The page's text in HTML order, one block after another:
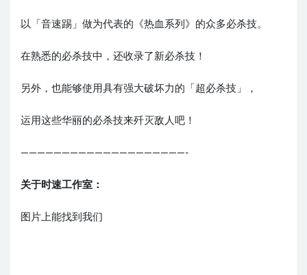
以「音速踢」做为代表的《热血系列》的众多必杀技。
在熟悉的必杀技中，还收录了新必杀技！
另外，也能够使用具有强大破坏力的「超必杀技」，
运用这些华丽的必杀技来歼灭敌人吧！
————————————————————-
关于时速工作室：
图片上能找到我们